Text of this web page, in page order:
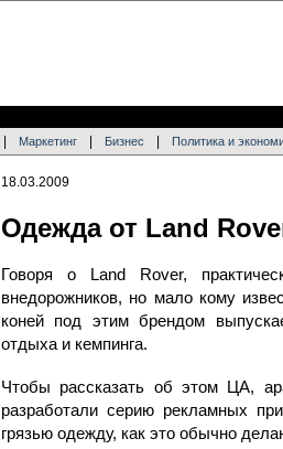
Маркетинг Бизнес Политика и
18.03.2009
Одежда от Land
Говоря о Land Rover,
внедорожников, но мало кому
коней под этим брендом
отдыха и кемпинга.
Чтобы рассказать об этом ЦА,
разработали серию рекламных
грязью одежду, как это обычно